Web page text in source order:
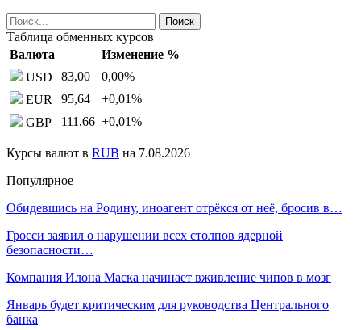
Таблица обменных курсов
Валюта
Изменение %
USD
83,00 0,00%
EUR
95,64 +0,01%
GBP
111,66 +0,01%
Курсы валют в RUB на 7.08.2026
Популярное
Обидевшись на Родину, иноагент отрёкся от неё, бросив в…
Гросси заявил о нарушении всех столпов ядерной
безопасности…
Компания Илона Маска начинает вживление чипов в мозг
Январь будет критическим для руководства Центрального
банка